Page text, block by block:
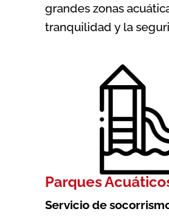
grandes zonas
tranquilidad y la
Parques
Servicio de